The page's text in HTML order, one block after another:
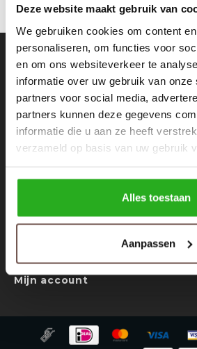
Deze website maakt gebruik van
We gebruiken cookies om content
personaliseren, om functies voor
en om ons websiteverkeer te
informatie over uw gebruik van onze
partners voor social media,
partners kunnen deze gegevens
informatie die u aan ze heeft
verzameld op basis van uw gebruik
Alles toestaan
Aanpassen
Accessoires
Rokken
Tassen
Tops
Jumpsuites
Hoodies
Body's
Tracksuits
Sweaters
Pullovers
Schoenen
Accessoires
Underwear
Jassen
Tracksuits
Bodywarmers
Trackpants
Overhemden
Contact
Nieuwsbrief
Ontvang de laatste updates, nieuws en
Volg ons
Mijn account